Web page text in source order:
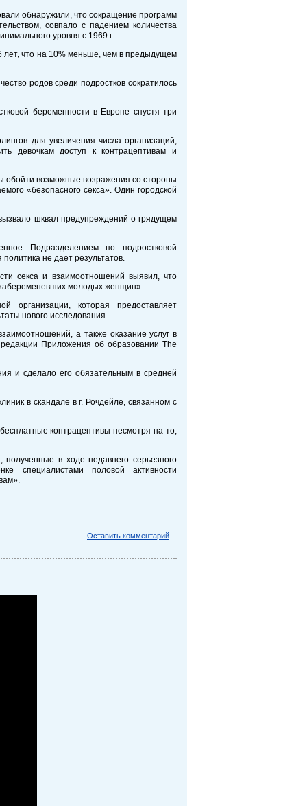
обнаружили, что сокращение программ
совпало с падением количества
уровня с 1969 г.
лет, что на 10% меньше, чем в предыдущем
родов среди подростков сократилось
беременности в Европе спустя три
для увеличения числа организаций,
девочкам доступ к контрацептивам и
обойти возможные возражения со стороны
«безопасного секса». Один городской
шквал предупреждений о грядущем
Подразделением по подростковой
не дает результатов.
секса и взаимоотношений выявил, что
забеременевших молодых женщин».
организации, которая предоставляет
нового исследования.
а также оказание услуг в
Приложения об образовании The
и сделало его обязательным в средней
в скандале в г. Рочдейле, связанном с
контрацептивы несмотря на то,
в ходе недавнего серьезного
специалистами половой активности
Оставить комментарий